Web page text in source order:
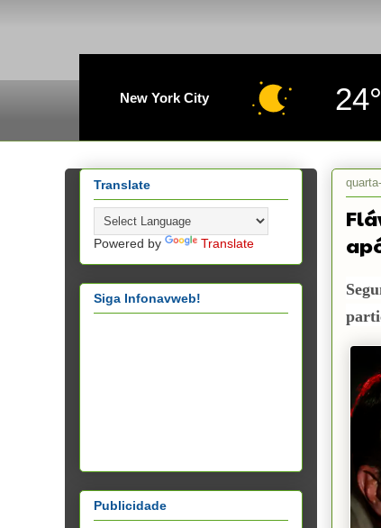
New York City
Translate
Powered by Translate
Siga Infonavweb!
Publicidade